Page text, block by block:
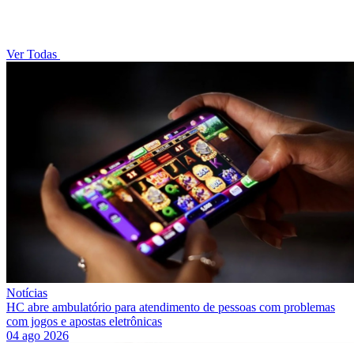
Ver Todas
Notícias
HC abre ambulatório para atendimento de pessoas com problemas
com jogos e apostas eletrônicas
04 ago 2026